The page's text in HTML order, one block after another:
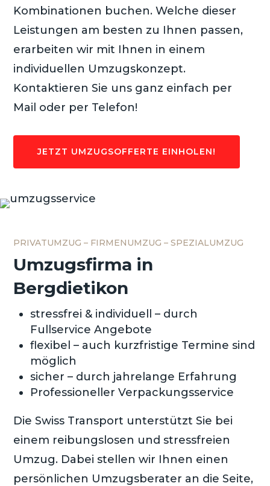
Kombinationen buchen. Welche dieser
Leistungen am besten zu Ihnen passen,
erarbeiten wir mit Ihnen in einem
individuellen Umzugskonzept.
Kontaktieren Sie uns ganz einfach per
Mail oder per Telefon!
JETZT UMZUGSOFFERTE EINHOLEN!
PRIVATUMZUG – FIRMENUMZUG – SPEZIALUMZUG
Umzugsfirma in
Bergdietikon
stressfrei & individuell – durch
Fullservice Angebote
flexibel – auch kurzfristige Termine sind
möglich
sicher – durch jahrelange Erfahrung
Professioneller Verpackungsservice
Die Swiss Transport unterstützt Sie bei
einem reibungslosen und stressfreien
Umzug. Dabei stellen wir Ihnen einen
persönlichen Umzugsberater an die Seite,